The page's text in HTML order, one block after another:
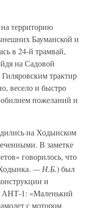
территорию
Бауманской и
в 24-й трамвай,
на Садовой
трактир
весело и быстро
пожеланий и
на Ходынском
В заметке
говорилось, что
— Н.Б.) был
и
АНТ-1: «Маленький
с мотором